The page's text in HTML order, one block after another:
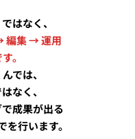
はなく、
編集 → 運用
。
では、
なく、
成果が出る
行います。